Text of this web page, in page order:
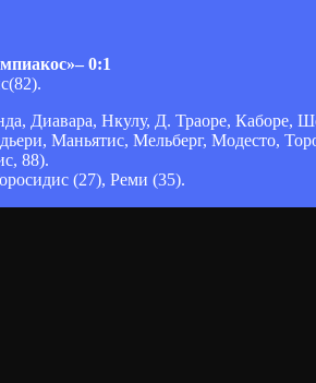
0:1
Диавара, Нкулу, Д. Траоре,
Маньятис, Мельберг, Модесто,
88).
(27), Реми (35).